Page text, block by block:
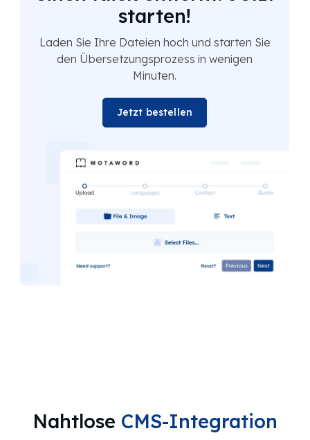
starten!
Laden Sie Ihre Dateien hoch und starten Sie
den Übersetzungsprozess in wenigen
Minuten.
Jetzt bestellen
Nahtlose CMS-Integration